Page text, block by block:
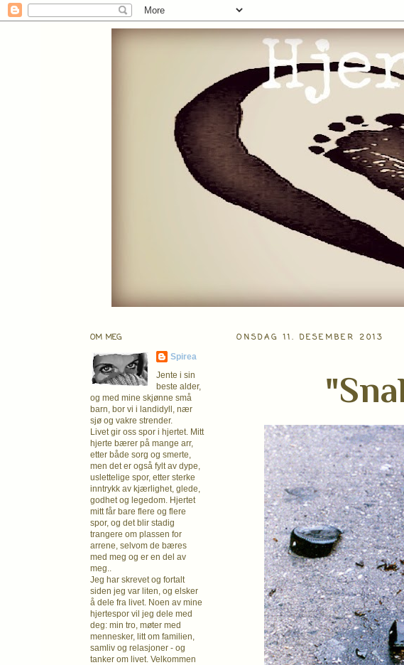
ONSDAG 11. DESEMBER 2013
OM MEG
Spirea
Jente i sin
beste alder,
og med mine skjønne små
barn, bor vi i landidyll, nær
sjø og vakre strender.
Livet gir oss spor i hjertet. Mitt
hjerte bærer på mange arr,
etter både sorg og smerte,
men det er også fylt av dype,
uslettelige spor, etter sterke
inntrykk av kjærlighet, glede,
godhet og legedom. Hjertet
mitt får bare flere og flere
spor, og det blir stadig
trangere om plassen for
arrene, selvom de bæres
med meg og er en del av
meg..
Jeg har skrevet og fortalt
siden jeg var liten, og elsker
å dele fra livet. Noen av mine
hjertespor vil jeg dele med
deg: min tro, møter med
mennesker, litt om familien,
samliv og relasjoner - og
tanker om livet. Velkommen